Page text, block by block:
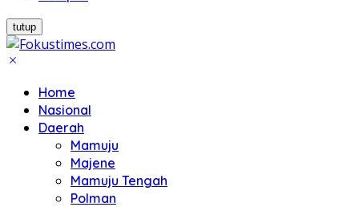
tutup
Home
Nasional
Daerah
Mamuju
Majene
Mamuju Tengah
Polman